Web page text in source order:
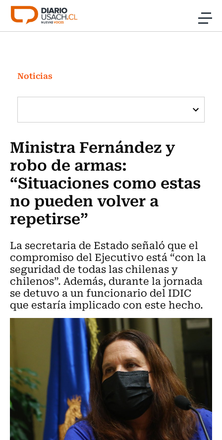
Click acá para ir directamente al contenido
Investigación
Cultura
Programas Radio y TV Usach
Noticias
Ministra Fernández y
robo de armas:
“Situaciones como estas
no pueden volver a
repetirse”
La secretaria de Estado señaló que el
compromiso del Ejecutivo está “con la
seguridad de todas las chilenas y
chilenos”. Además, durante la jornada
se detuvo a un funcionario del IDIC
que estaría implicado con este hecho.